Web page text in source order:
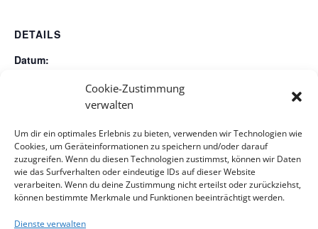
Cookie-Zustimmung
verwalten
Um dir ein optimales Erlebnis zu bieten, verwenden wir Technologien wie
Cookies, um Geräteinformationen zu speichern und/oder darauf
zuzugreifen. Wenn du diesen Technologien zustimmst, können wir Daten
wie das Surfverhalten oder eindeutige IDs auf dieser Website
verarbeiten. Wenn du deine Zustimmung nicht erteilst oder zurückziehst,
können bestimmte Merkmale und Funktionen beeinträchtigt werden.
Dienste verwalten
DETAILS
Datum:
Veranstaltungskategorie:
Veranstaltung
Taizé-Gottesdienst, 1. Sonntag nach Weihnachten,